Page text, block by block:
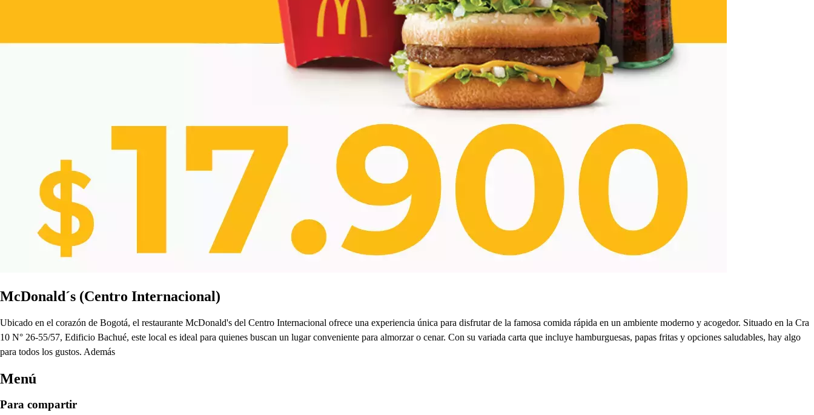
McDonald´s (Centro Internacional)
Ubicado en el corazón de Bogotá, el restaurante McDonald's del Centro Internacional ofrece una experiencia única para disfrutar de la famosa comida rápida en un ambiente moderno y acogedor. Situado en la Cra
10 N° 26-55/57, Edificio Bachué, este local es ideal para quienes buscan un lugar conveniente para almorzar o cenar. Con su variada carta que incluye hamburguesas, papas fritas y opciones saludables, hay algo
para todos los gustos. Además
Menú
Para compartir